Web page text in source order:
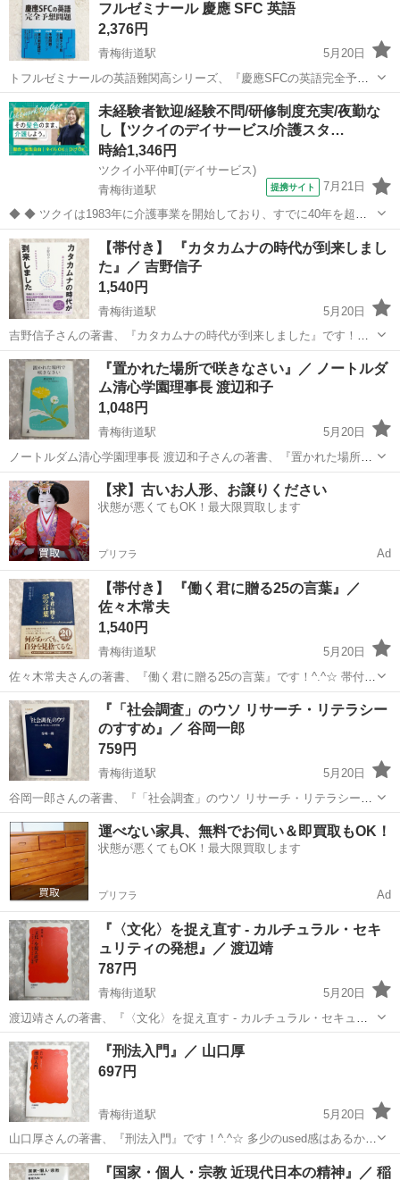
フルゼミナール 慶應 SFC 英語
2,376円
青梅街道駅
5月20日
トフルゼミナールの英語難関高シリーズ、『慶應SFCの英語完全予想
問題』です！^.^☆ 合格したため出品させていただきます。 書き込み
は一切ありません。 帯付きです。 ※中古品であるということをご理解
の上、気になさらな...
東京 小平市 青梅街道駅 参考書 湘南
未経験者歓迎/経験不問/研修制度充実/夜勤な
し【ツクイのデイサービス/介護スタ…
時給1,346円
ツクイ小平仲町(デイサービス)
青梅街道駅
提携サイト 7月21日
◆ ◆ ツクイは1983年に介護事業を開始しており、すでに40年を超え
る歴史を有しています。デイサービスでは業界トップクラス！ ◆グル
ープ会社の経営管理 ◆在宅介護サービス:デイサービス/訪問介護/訪問
入浴/訪問看護/...
東京 小平市 青梅街道駅 介護
【帯付き】 『カタカムナの時代が到来しまし
た』／ 吉野信子
1,540円
青梅街道駅
5月20日
吉野信子さんの著書、『カタカムナの時代が到来しました』です！
^.^☆ 帯付きです。 1度だけ読みました。 多少のused感はあるかと思
いますが、お読みいただくのに問題はありません。 ※素人管理のた
め、神経質な方は念のた...
東京 小平市 青梅街道駅 歴史、心理、教育
『置かれた場所で咲きなさい』／ ノートルダ
ム清心学園理事長 渡辺和子
1,048円
青梅街道駅
5月20日
ノートルダム清心学園理事長 渡辺和子さんの著書、『置かれた場所で
咲きなさい』です！^.^☆ 多少のused感はあるかと思いますが、お読み
いただくのに問題はありません。 日焼けがあります。 ※素人管理のた
め、神経質な方は...
東京 小平市 青梅街道駅 歴史、心理、教育
【求】古いお人形、お譲りください
状態が悪くてもOK！最大限買取します
プリフラ Ad
【帯付き】 『働く君に贈る25の言葉』／
佐々木常夫
1,540円
青梅街道駅
5月20日
佐々木常夫さんの著書、『働く君に贈る25の言葉』です！^.^☆ 帯付き
です。 1度だけ読みました。 多少のused感はあるかと思いますが、お
読みいただくのに問題はありません。 ※素人管理のため、神経質な方
は念のため購入...
東京 小平市 青梅街道駅 ビジネス、経済 多少
『「社会調査」のウソ リサーチ・リテラシー
のすすめ』／ 谷岡一郎
759円
青梅街道駅
5月20日
谷岡一郎さんの著書、『「社会調査」のウソ リサーチ・リテラシーの
すすめ』です！^.^☆ 多少のused感はあるかと思いますが、お読みいた
だくのに問題はありません。 ※素人管理のため、神経質な方は念のた
め購入をお控えくださ...
東京 小平市 青梅街道駅 歴史、心理、教育 すすめ
運べない家具、無料でお伺い＆即買取もOK！
状態が悪くてもOK！最大限買取します
プリフラ Ad
『〈文化〉を捉え直す - カルチュラル・セキ
ュリティの発想』／ 渡辺靖
787円
青梅街道駅
5月20日
渡辺靖さんの著書、『〈文化〉を捉え直す - カルチュラル・セキュリ
ティの発想』です！^.^☆ 多少のused感はあるかと思いますが、お読み
いただくのに問題はありません。 ※素人管理のため、神経質な方は念
のため購入をお控え...
東京 小平市 青梅街道駅 歴史、心理、教育
『刑法入門』／ 山口厚
697円
青梅街道駅
5月20日
山口厚さんの著書、『刑法入門』です！^.^☆ 多少のused感はあるかと
思いますが、お読みいただくのに問題はありません。 ※素人管理のた
め、神経質な方は念のため購入をお控えください。 #刑法入門 #山口厚
東京 小平市 青梅街道駅 就職、資格 新書
『国家・個人・宗教 近現代日本の精神』／ 稲